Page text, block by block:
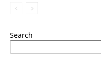
Search